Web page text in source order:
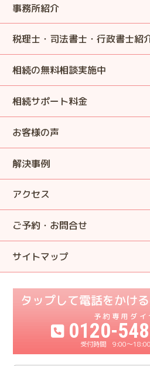
事務所紹介
税理士・司法書士・行政書士紹
相続の無料相談実施中
相続サポート料金
お客様の声
解決事例
アクセス
ご予約・お問合せ
サイトマップ
0120-
9:00〜